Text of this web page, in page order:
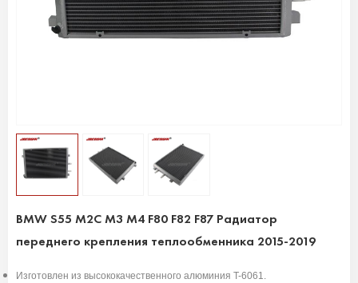
BMW S55 M2C M3 M4 F80 F82 F87 Радиатор
переднего крепления теплообменника 2015-2019
Изготовлен из высококачественного алюминия T-6061.